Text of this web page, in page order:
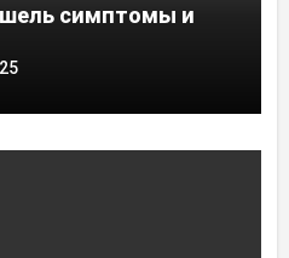
симптомы и